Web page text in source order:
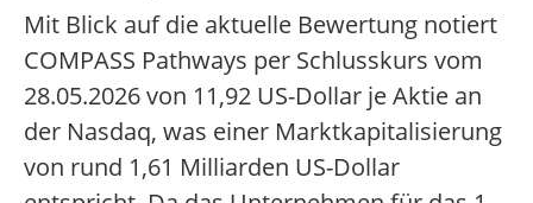
Mit Blick auf die aktuelle Bewertung notiert
COMPASS Pathways per Schlusskurs vom
28.05.2026 von 11,92 US-Dollar je Aktie an
der Nasdaq, was einer Marktkapitalisierung
von rund 1,61 Milliarden US-Dollar